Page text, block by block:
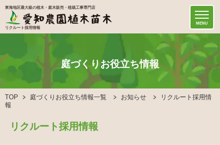
東海地区最大級の植木・庭木販売・植栽工事専門店
リクルート採用情報
MENU
庭づくりお役立ち情報
TOP 庭づくりお役立ち情報一覧 お知らせ
リクルート採用情
報
リクルート採用情報